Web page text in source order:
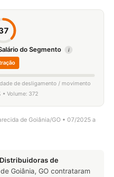
do Segmento i
de desligamento / movimento
• Volume: 372
de Goiânia/GO • 07/2025 a
Distribuidoras de
Goiânia, GO contrataram